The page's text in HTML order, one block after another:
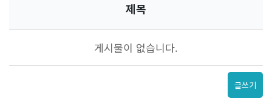
제목
게시물이 없습니다.
글쓰기